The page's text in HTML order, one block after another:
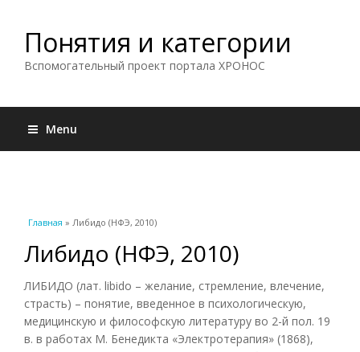
Понятия и категории
Вспомогательный проект портала ХРОНОС
Menu
Вы здесь
Главная » Либидо (НФЭ, 2010)
Либидо (НФЭ, 2010)
ЛИБИДО (лат. libido – желание, стремление, влечение,
страсть) – понятие, введенное в психологическую,
медицинскую и философскую литературу во 2-й пол. 19
в. в работах М. Бенедикта «Электротерапия» (1868),